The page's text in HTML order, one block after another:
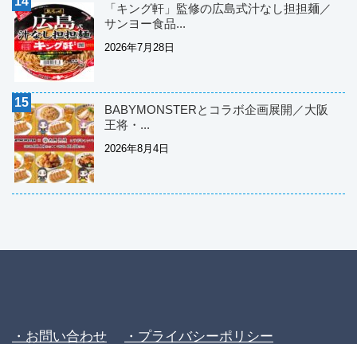
「キング軒」監修の広島式汁なし担担麺／
サンヨー食品...
2026年7月28日
BABYMONSTERとコラボ企画展開／大阪
王将・...
2026年8月4日
・お問い合わせ ・プライバシーポリシー